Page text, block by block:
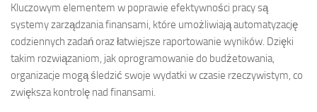
Kluczowym elementem w poprawie efektywności pracy są
systemy zarządzania finansami, które umożliwiają automatyzację
codziennych zadań oraz łatwiejsze raportowanie wyników. Dzięki
takim rozwiązaniom, jak oprogramowanie do budżetowania,
organizacje mogą śledzić swoje wydatki w czasie rzeczywistym, co
zwiększa kontrolę nad finansami.